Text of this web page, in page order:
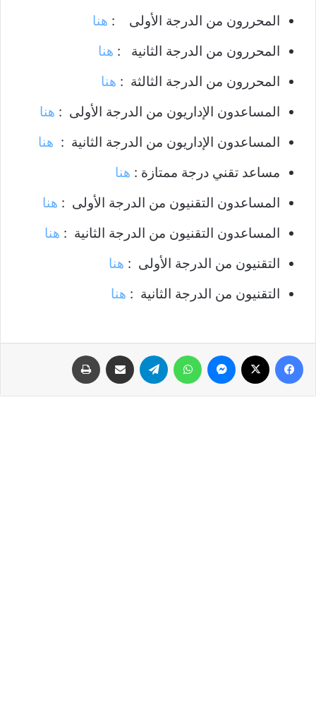
​المحررون من الدرجة الأولى : هنا
​المحررون من الدرجة الثانية : هنا
​المحررون من الدرجة الثالثة : هنا
​المساعدون الإداريون من الدرجة الأولى : هنا
​المساعدون الإداريون من الدرجة الثانية : هنا
مساعد تقني درجة ممتازة : هنا
​المساعدون التقنيون من الدرجة الأولى : هنا
​المساعدون التقنيون من الدرجة الثانية : هنا
​التقنيون من الدرجة الأولى : هنا
​التقنيون من الدرجة الثانية : هنا
فيسبوك ماسنجر واتساب تيلقرام مشاركة عبر البريد